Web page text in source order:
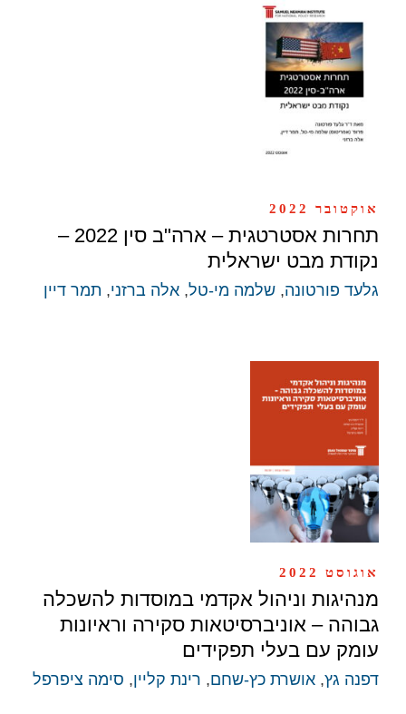
אוקטובר 2022
תחרות אסטרטגית – ארה"ב סין 2022 –
נקודת מבט ישראלית
גלעד פורטונה, שלמה מי-טל, אלה ברזני, תמר דיין
אוגוסט 2022
מנהיגות וניהול אקדמי במוסדות להשכלה
גבוהה – אוניברסיטאות סקירה וראיונות
עומק עם בעלי תפקידים
דפנה גץ, אושרת כץ-שחם, רינת קליין, סימה ציפרפל